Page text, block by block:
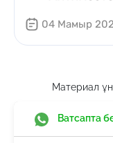
04 Мамыр
Материал
Ватсапта